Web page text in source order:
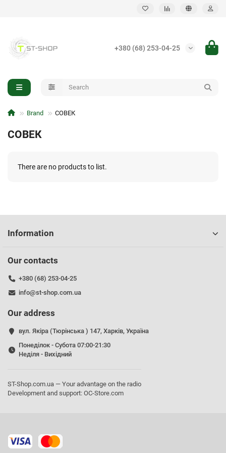
+380 (68) 253-04-25
Back
Vehicle-mounted EW system
Brand СОВЕК
СОВЕК
There are no products to list.
Information
Our contacts
+380 (68) 253-04-25
info@st-shop.com.ua
Our address
вул. Якіра (Тюрінська ) 147, Харків, Україна
Понеділок - Субота 07:00-21:30
Неділя - Вихідний
ST-Shop.com.ua — Your advantage on the radio
Development and support: OC-Store.com